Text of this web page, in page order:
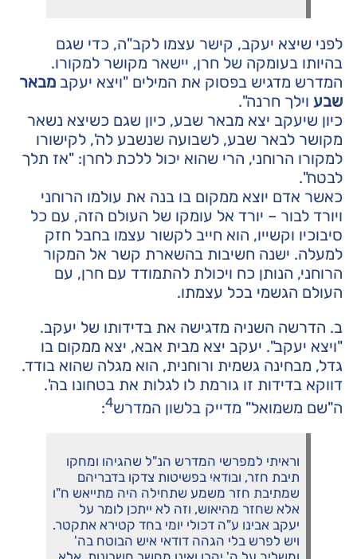
לפני שיצא יעקב, קישר עצמו לקב"ה, כדי שגם
בהיותו בעומקה של חרן, יישאר מקושר למקורו.
המדרש מדגיש בפסוק את המילים "ויצא יעקב מבאר
שבע וילך חרנה".
כיון שיעקב יצא מבאר שבע, כיון שגם כשיצא נשאר
מקושר לבאר שבע, לשבועה שנשבע לה', לקישורו
למקורו הרוחני, הרי שהוא יכול ללכת לחרן: "אז תלך
לבטח".
כאשר אדם יוצא ממקום בו בנה את עולמו הרוחני
ויורד לבור – יורד אל עומקו של העולם הזה, עם כל
סיבוכיו וקשייו, הוא חייב לקשור עצמו בחבל חזק
למעלה. ישנה חשיבות בהשארת קשר אל המקור
הרוחני, הנותן כח ויכולת להתמודד עם חרן, עם
העולם הגשמי בכל עצמתו.
ב. הדרשה השניה מדגישה את בדידותו של יעקב.
"ויצא יעקב". יעקב יצא מבית אבא, יצא ממקום בו
גדל, מבחינה גשמית ורוחנית, הוא מגלה שהוא בודד.
דווקא בדידות זו גורמת לו לגלות את בטחונו בה'.
ה"שם משמואל" מדייק בלשון המדרש4
:
וראיתי למפרשי המדרש הנ"ל שהגיהו ומחקו
תיבת חזר, ובודאי בפשיטות צדקו בדבריהם
שמתיבת חזר משמע שתחילה היה מתייאש ח"ו
אלא שחזר מהיאוש, וזה לא ייתכן לומר על
יעקב אבינו ע"ה דכולי יומי בחד קטירא אתקטר.
ויש לפרש בלי הגהה דודאי איש הבוטח בה'